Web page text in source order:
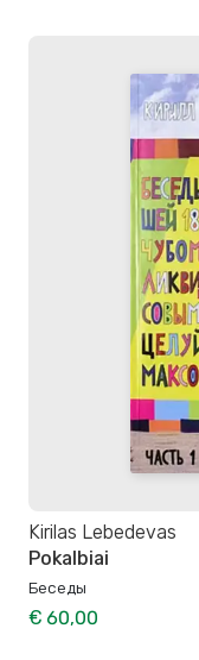
Kirilas Lebedevas
Pokalbiai
Беседы
€ 60,00